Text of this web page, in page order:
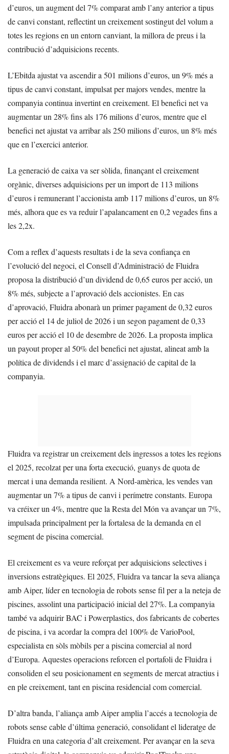
d’euros, un augment del 7% comparat amb l’any anterior a tipus
de canvi constant, reflectint un creixement sostingut del volum a
totes les regions en un entorn canviant, la millora de preus i la
contribució d’adquisicions recents.
L’Ebitda ajustat va ascendir a 501 milions d’euros, un 9% més a
tipus de canvi constant, impulsat per majors vendes, mentre la
companyia continua invertint en creixement. El benefici net va
augmentar un 28% fins als 176 milions d’euros, mentre que el
benefici net ajustat va arribar als 250 milions d’euros, un 8% més
que en l’exercici anterior.
La generació de caixa va ser sòlida, finançant el creixement
orgànic, diverses adquisicions per un import de 113 milions
d’euros i remunerant l’accionista amb 117 milions d’euros, un 8%
més, alhora que es va reduir l’apalancament en 0,2 vegades fins a
les 2,2x.
Com a reflex d’aquests resultats i de la seva confiança en
l’evolució del negoci, el Consell d’Administració de Fluidra
proposa la distribució d’un dividend de 0,65 euros per acció, un
8% més, subjecte a l’aprovació dels accionistes. En cas
d’aprovació, Fluidra abonarà un primer pagament de 0,32 euros
per acció el 14 de juliol de 2026 i un segon pagament de 0,33
euros per acció el 10 de desembre de 2026. La proposta implica
un payout proper al 50% del benefici net ajustat, alineat amb la
política de dividends i el marc d’assignació de capital de la
companyia.
Fluidra va registrar un creixement dels ingressos a totes les regions
el 2025, recolzat per una forta execució, guanys de quota de
mercat i una demanda resilient. A Nord-amèrica, les vendes van
augmentar un 7% a tipus de canvi i perímetre constants. Europa
va créixer un 4%, mentre que la Resta del Món va avançar un 7%,
impulsada principalment per la fortalesa de la demanda en el
segment de piscina comercial.
El creixement es va veure reforçat per adquisicions selectives i
inversions estratègiques. El 2025, Fluidra va tancar la seva aliança
amb Aiper, líder en tecnologia de robots sense fil per a la neteja de
piscines, assolint una participació inicial del 27%. La companyia
també va adquirir BAC i Powerplastics, dos fabricants de cobertes
de piscina, i va acordar la compra del 100% de VarioPool,
especialista en sòls mòbils per a piscina comercial al nord
d’Europa. Aquestes operacions reforcen el portafoli de Fluidra i
consoliden el seu posicionament en segments de mercat atractius i
en ple creixement, tant en piscina residencial com comercial.
D’altra banda, l’aliança amb Aiper amplia l’accés a tecnologia de
robots sense cable d’última generació, consolidant el lideratge de
Fluidra en una categoria d’alt creixement. Per avançar en la seva